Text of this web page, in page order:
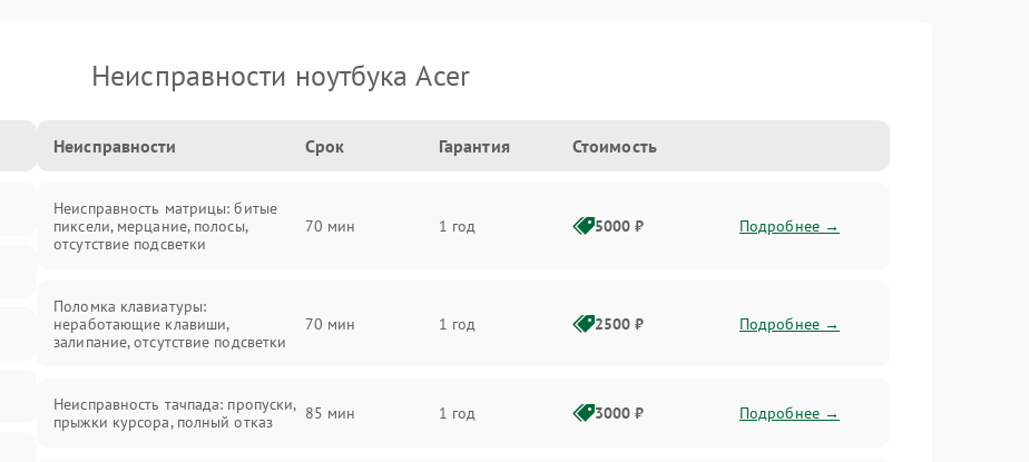
Неисправности ноутбука Acer
Неисправности Срок Гарантия Стоимость
Неисправность матрицы: битые
пиксели, мерцание, полосы,
отсутствие подсветки
70 мин 1 год 5000 ₽ Подробнее →
Поломка клавиатуры:
неработающие клавиши,
залипание, отсутствие подсветки
70 мин 1 год 2500 ₽ Подробнее →
Неисправность тачпада: пропуски,
прыжки курсора, полный отказ
85 мин 1 год 3000 ₽ Подробнее →